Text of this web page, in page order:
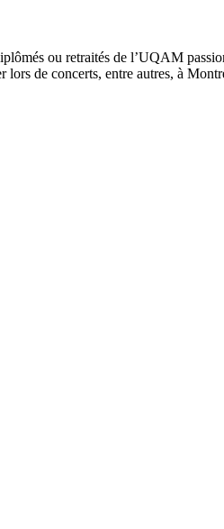
ou retraités de l’UQAM
lors de concerts, entre autres, à